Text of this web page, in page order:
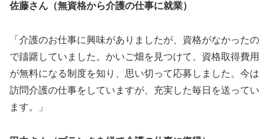
佐藤さん（無資格から介護の仕事に就業）
「介護のお仕事に興味がありましたが、資格がなかったの
で躊躇していました。かいご畑を見つけて、資格取得費用
が無料になる制度を知り、思い切って応募しました。今は
訪問介護の仕事をしていますが、充実した毎日を送ってい
ます。」